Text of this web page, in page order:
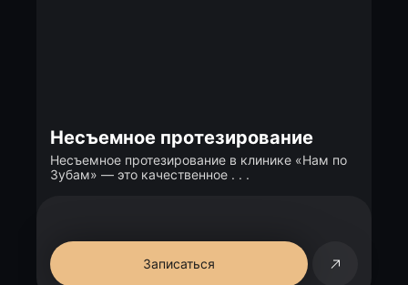
Несъемное протезирование
Несъемное протезирование в клинике «Нам по
Зубам» — это качественное . . .
Записаться